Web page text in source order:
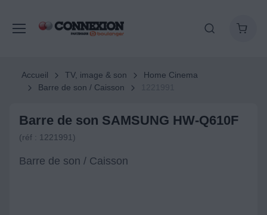
Accueil TV, image & son
Home Cinema
Barre de son / Caisson
Barre de son SAMSUNG HW-Q610F
(réf : 1221991)
Barre de son / Caisson